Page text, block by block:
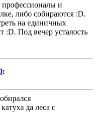
и
либо собираются :D.
на единичных
:D. Под вечер усталость
:
да леса с